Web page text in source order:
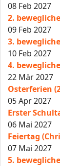
08 Feb 2027
2.
09 Feb 2027
3.
10 Feb 2027
4.
22 Mär 2027
Osterferien
05 Apr 2027
Erster
06 Mai 2027
Feiertag
07 Mai 2027
5.